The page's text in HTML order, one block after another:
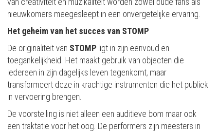
nieuwkomers meegesleept in een onvergetelijke ervaring.
Het geheim van het succes van STOMP
De originaliteit van STOMP ligt in zijn eenvoud en
toegankelijkheid. Het maakt gebruik van objecten die
iedereen in zijn dagelijks leven tegenkomt, maar
transformeert deze in krachtige instrumenten die het publiek
in vervoering brengen.
De voorstelling is niet alleen een auditieve bom maar ook
een traktatie voor het oog. De performers zijn meesters in